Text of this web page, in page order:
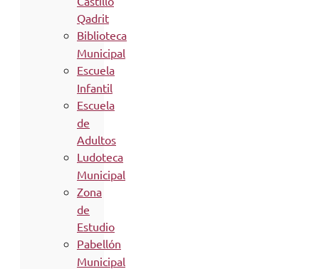
Qadrit
Biblioteca
Municipal
Escuela
Infantil
Escuela
de
Adultos
Ludoteca
Municipal
Zona
de
Estudio
Pabellón
Municipal